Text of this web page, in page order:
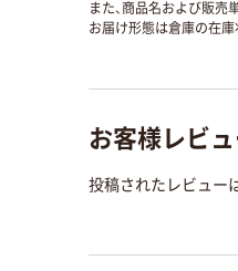
また、商品名および販売
お届け形態は倉庫の在
お客様レビ
投稿されたレビュー